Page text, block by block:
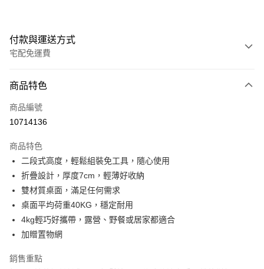
付款與運送方式
宅配免運費
全家線上支付
運送方式
本島宅配-活動商品
免運費
離島宅配-常溫商品
免運費
商品特色
商品編號
10714136
商品特色
二段式高度，輕鬆組裝免工具，隨心使用
折疊設計，厚度7cm，輕薄好收納
雙材質桌面，滿足任何需求
桌面平均荷重40KG，穩定耐用
4kg輕巧好攜帶，露營、野餐或居家都適合
加贈置物網
銷售重點